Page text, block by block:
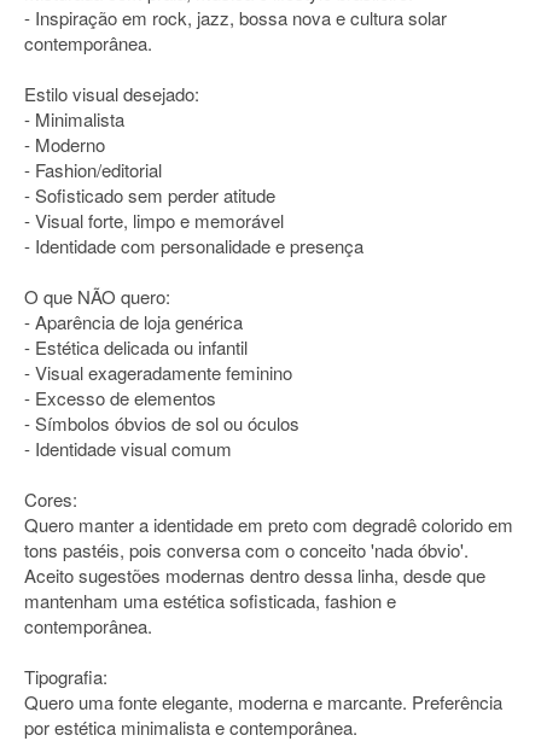
- Inspiração em rock, jazz, bossa nova e cultura solar
contemporânea.
Estilo visual desejado:
- Minimalista
- Moderno
- Fashion/editorial
- Sofisticado sem perder atitude
- Visual forte, limpo e memorável
- Identidade com personalidade e presença
O que NÃO quero:
- Aparência de loja genérica
- Estética delicada ou infantil
- Visual exageradamente feminino
- Excesso de elementos
- Símbolos óbvios de sol ou óculos
- Identidade visual comum
Cores:
Quero manter a identidade em preto com degradê colorido em
tons pastéis, pois conversa com o conceito 'nada óbvio'.
Aceito sugestões modernas dentro dessa linha, desde que
mantenham uma estética sofisticada, fashion e
contemporânea.
Tipografia:
Quero uma fonte elegante, moderna e marcante. Preferência
por estética minimalista e contemporânea.